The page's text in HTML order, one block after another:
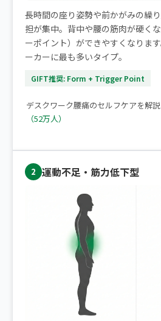
長時間の座り姿勢や前かがみの繰
担が集中。背中や腰の筋肉が硬く
ーポイント）ができやすくなりま
ーカーに最も多いタイプ。
GIFT推奨: Form + Trigger Point
▶ デスクワークで腰痛になりやすい
デスクワーク腰痛のセルフケアを解説
（52万人）
2 運動不足・筋力低下型